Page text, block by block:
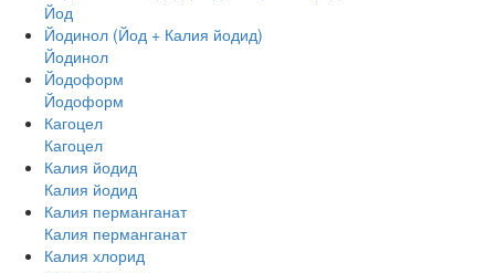
Йод
Йодинол (Йод + Калия йодид)
Йодинол
Йодоформ
Йодоформ
Кагоцел
Кагоцел
Калия йодид
Калия йодид
Калия перманганат
Калия перманганат
Калия хлорид